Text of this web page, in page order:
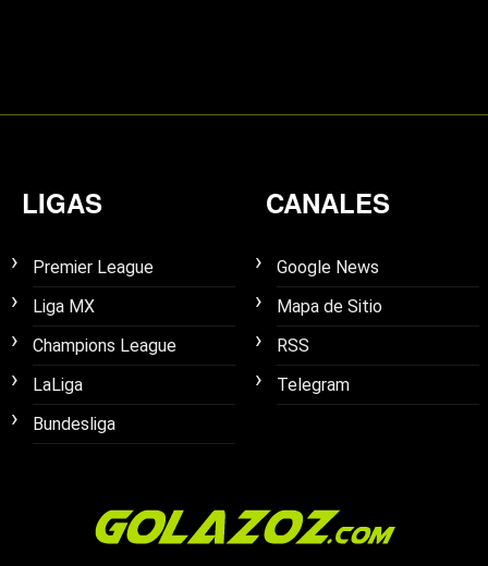
LIGAS
Premier League
Liga MX
Champions League
LaLiga
Bundesliga
CANALES
Google News
Mapa de Sitio
RSS
Telegram